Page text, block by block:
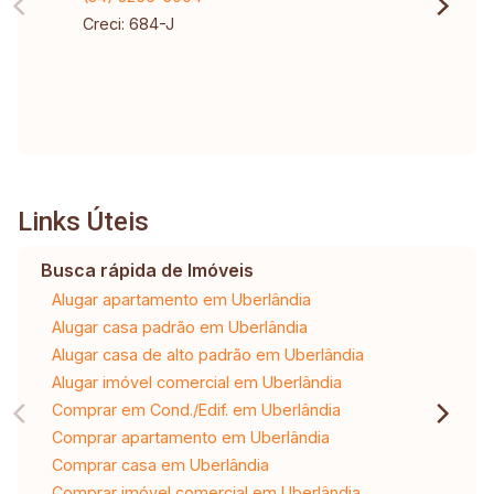
Creci: 684-J
Links Úteis
Busca rápida de Imóveis
Alugar apartamento em Uberlândia
Alugar casa padrão em Uberlândia
Alugar casa de alto padrão em Uberlândia
Alugar imóvel comercial em Uberlândia
Comprar em Cond./Edif. em Uberlândia
Comprar apartamento em Uberlândia
Comprar casa em Uberlândia